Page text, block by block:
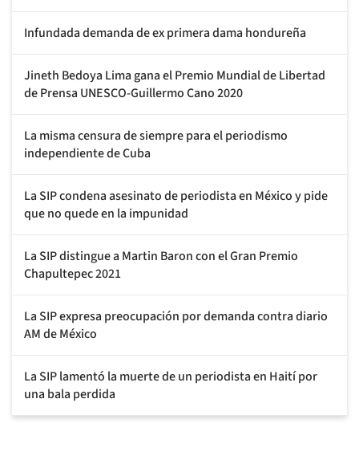
Infundada demanda de ex primera dama hondureña
Jineth Bedoya Lima gana el Premio Mundial de Libertad
de Prensa UNESCO-Guillermo Cano 2020
La misma censura de siempre para el periodismo
independiente de Cuba
La SIP condena asesinato de periodista en México y pide
que no quede en la impunidad
La SIP distingue a Martin Baron con el Gran Premio
Chapultepec 2021
La SIP expresa preocupación por demanda contra diario
AM de México
La SIP lamentó la muerte de un periodista en Haití por
una bala perdida